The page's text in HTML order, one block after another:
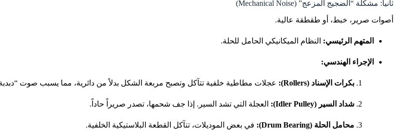
ثانياً: مشكلة “الضجيج المزعج” (Mechanical Noise)
أصوات صرير، خبط، أو طقطقة عالية.
المتهم الرئيسي: النظام الميكانيكي الحامل للحلة.
الإجراء الهندسي:
بكرات الإسناد (Rollers): عجلات مطاطية خلفية تتآكل وتصبح مربعة الشكل بدلاً من دائرية، مما يسبب صوت
شداد السير (Idler Pulley): العجلة التي تشد السير. إذا جف شحمها، تصدر صريراً حاداً.
محامل الحلة (Drum Bearing): في بعض الموديلات، تتآكل القطعة البلاستيكية الخلفية.